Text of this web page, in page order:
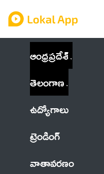
ఆంధ్రప్రదేశ్
తెలంగాణ
ఉద్యోగాలు
ట్రెండింగ్
వాతావరణం